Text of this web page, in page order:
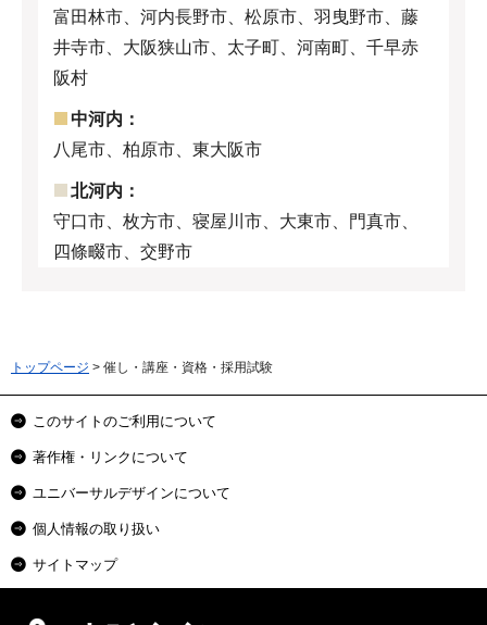
富田林市、河内長野市、松原市、羽曳野市、藤
井寺市、大阪狭山市、太子町、河南町、千早赤
阪村
中河内：
八尾市、柏原市、東大阪市
北河内：
守口市、枚方市、寝屋川市、大東市、門真市、
四條畷市、交野市
トップページ > 催し・講座・資格・採用試験
このサイトのご利用について
著作権・リンクについて
ユニバーサルデザインについて
個人情報の取り扱い
サイトマップ